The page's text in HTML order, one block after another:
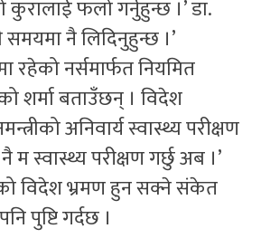
फलो गर्नुहुन्छ ।’ डा.
नै लिदिनुहुन्छ ।’
रहेको नर्समार्फत नियमित
शर्मा बताउँछन् । विदेश
अनिवार्य स्वास्थ्य परीक्षण
स्वास्थ्य परीक्षण गर्छु अब ।’
विदेश भ्रमण हुन सक्ने संकेत
पुष्टि गर्दछ ।